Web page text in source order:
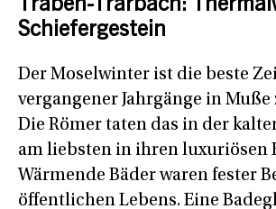
Traben-Trarbach:
Schiefergestein
Der Moselwinter ist die beste
vergangener Jahrgänge in Muße
Die Römer taten das in der
am liebsten in ihren luxuriösen
Wärmende Bäder waren fester
öffentlichen Lebens. Eine